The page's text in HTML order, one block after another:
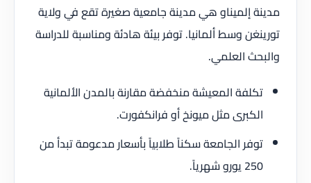
مدينة إلميناو هي مدينة جامعية صغيرة تقع في ولاية
تورينغن وسط ألمانيا. توفر بيئة هادئة ومناسبة للدراسة
والبحث العلمي.
تكلفة المعيشة منخفضة مقارنة بالمدن الألمانية
الكبرى مثل ميونخ أو فرانكفورت.
توفر الجامعة سكناً طلابياً بأسعار مدعومة تبدأ من
250 يورو شهرياً.